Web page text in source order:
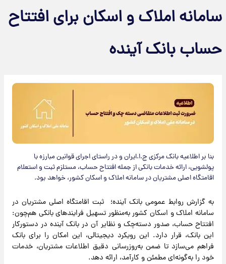
سامانه املاک و اسکان برای افتتاح
حساب بانک آینده
بنا بر اطلاعیه بانک مرکزی ج.ا.ایران و در راستای اجرای قوانین مبارزه با
پولشویی، ارائه خدمات بانکی از جمله افتتاح حساب، مستلزم ثبت و استعلام
اقامتگاه اصلی مشتریان در سامانه املاک و اسکان کشور، خواهد بود.
به گزارش روابط عمومی بانک آینده؛ ثبت اقامتگاه اصلی مشتریان در
سامانه املاک و اسکان کشور به‌منظور تسهیل فرایندهای بانکی هم‌چون:
افتتاح حساب، صدور دسته‌چک و نظایر آن در بانک آینده در دستورکار
این بانک، قرار دارد. این رویکرد دیجیتالی، این امکان را برای بانک
فراهم می‌سازد تا ضمن به‌روزرسانی دقیق اطلاعات مشتریان، خدمات
خود را به‌گونه‌ای مطمئن و کارآمد، ارائه دهد.